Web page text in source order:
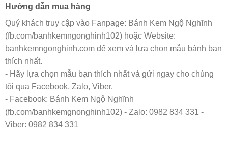
Hướng dẫn mua hàng
Quý khách truy cập vào Fanpage: Bánh Kem Ngộ Nghĩnh
(fb.com/banhkemngonghinh102) hoặc Website:
banhkemngonghinh.com để xem và lựa chọn mẫu bánh bạn
thích nhất.
- Hãy lựa chọn mẫu bạn thích nhất và gửi ngay cho chúng
tôi qua Facebook, Zalo, Viber.
- Facebook: Bánh Kem Ngộ Nghĩnh
(fb.com/banhkemgnonghinh102) - Zalo: 0982 834 331 -
Viber: 0982 834 331